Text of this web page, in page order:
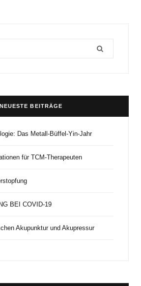
NEUESTE BEITRÄGE
Das Metall-Büffel-Yin-Jahr
für TCM-Therapeuten
BEI COVID-19
Akupunktur und Akupressur